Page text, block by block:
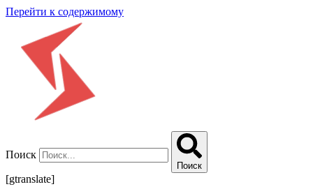
Перейти к содержимому
Поиск
Поиск
[gtranslate]